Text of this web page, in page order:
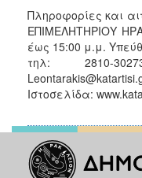
Πληροφορίες και
ΕΠΙΜΕΛΗΤΗΡΙΟΥ
έως 15:00 μ.μ.
τηλ: 2810-
Ιστοσελίδα: